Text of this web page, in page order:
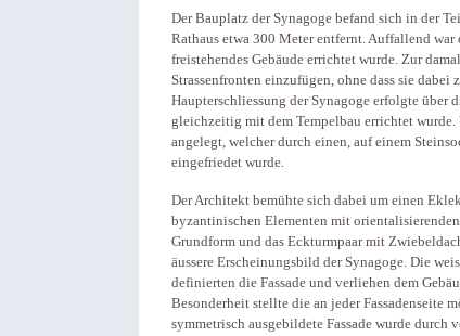
Der Bauplatz der Synagoge befand sich in der
Rathaus etwa 300 Meter entfernt. Auffallend
freistehendes Gebäude errichtet wurde. Zur
Strassenfronten einzufügen, ohne dass sie
Haupterschliessung der Synagoge erfolgte über
gleichzeitig mit dem Tempelbau errichtet wurde.
angelegt, welcher durch einen, auf einem
eingefriedet wurde.
Der Architekt bemühte sich dabei um einen
byzantinischen Elementen mit
Grundform und das Eckturmpaar mit
äussere Erscheinungsbild der Synagoge. Die
definierten die Fassade und verliehen dem
Besonderheit stellte die an jeder Fassadenseite
symmetrisch ausgebildete Fassade wurde durch